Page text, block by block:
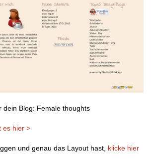
dein Blog: Female thoughts
es hier >
und genau das Layout hast, klicke hier